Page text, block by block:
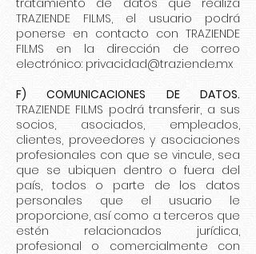
tratamiento de datos que realiza
TRAZIENDE FILMS, el usuario podrá
ponerse en contacto con TRAZIENDE
FILMS en la dirección de correo
electrónico: privacidad@traziende.mx
F) COMUNICACIONES DE DATOS.
TRAZIENDE FILMS podrá transferir, a sus
socios, asociados, empleados,
clientes, proveedores y asociaciones
profesionales con que se vincule, sea
que se ubiquen dentro o fuera del
país, todos o parte de los datos
personales que el usuario le
proporcione, así como a terceros que
estén relacionados jurídica,
profesional o comercialmente con